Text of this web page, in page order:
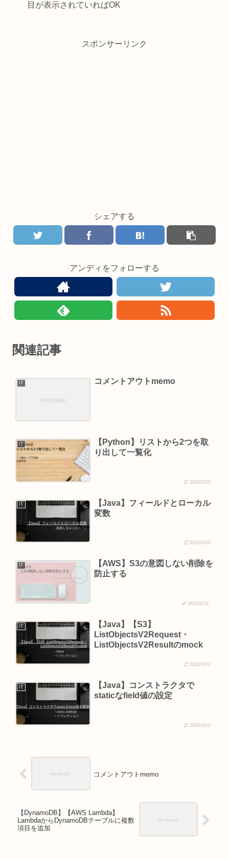
目が表示されていればOK
スポンサーリンク
シェアする
アンディをフォローする
関連記事
IT コメントアウトmemo
IT
【Python】リストから2つを取
り出して一覧化
2023/3/22
IT
【Java】フィールドとローカル
変数
2022/10/2
IT
【AWS】S3の意図しない削除を
防止する
2023/5/10
IT
【Java】【S3】
ListObjectsV2Request・
ListObjectsV2Resultのmock
2022/10/2
IT
【Java】コンストラクタで
staticなfield値の設定
2022/10/2
コメントアウトmemo
【DynamoDB】【AWS Lambda】
LambdaからDynamoDBテーブルに複数
項目を追加